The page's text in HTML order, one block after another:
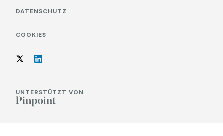
DATENSCHUTZ
COOKIES
UNTERSTÜTZT VON